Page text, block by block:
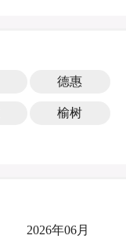
德惠
榆树
2026年06月